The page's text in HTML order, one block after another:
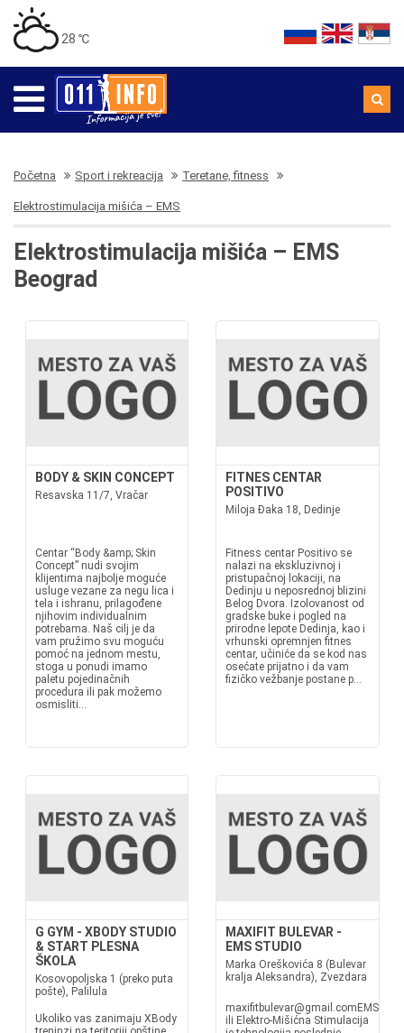
28 ℃
Početna Sport i rekreacija Teretane, fitness
Elektrostimulacija mišića – EMS
Elektrostimulacija mišića – EMS
Beograd
BODY & SKIN CONCEPT
Resavska 11/7, Vračar
Centar “Body &amp; Skin
Concept” nudi svojim
klijentima najbolje moguće
usluge vezane za negu lica i
tela i ishranu, prilagođene
njihovim individualnim
potrebama. Naš cilj je da
vam pružimo svu moguću
pomoć na jednom mestu,
stoga u ponudi imamo
paletu pojedinačnih
procedura ili pak možemo
osmisliti...
FITNES CENTAR
POSITIVO
Miloja Đaka 18, Dedinje
Fitness centar Positivo se
nalazi na ekskluzivnoj i
pristupačnoj lokaciji, na
Dedinju u neposrednoj blizini
Belog Dvora. Izolovanost od
gradske buke i pogled na
prirodne lepote Dedinja, kao i
vrhunski opremnjen fitnes
centar, učiniće da se kod nas
osećate prijatno i da vam
fizičko vežbanje postane p...
G GYM - XBODY STUDIO
& START PLESNA
ŠKOLA
Kosovopoljska 1 (preko puta
pošte), Palilula
Ukoliko vas zanimaju XBody
MAXIFIT BULEVAR -
EMS STUDIO
Marka Oreškovića 8 (Bulevar
kralja Aleksandra), Zvezdara
maxifitbulevar@gmail.comEMS
ili Elektro-Mišićna Stimulacija